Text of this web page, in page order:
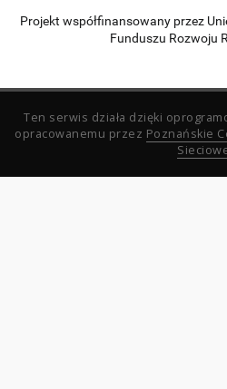
Projekt współfinansowany przez
Funduszu Rozwoju
Ten serwis działa dzięki
opracowanemu przez Poznańskie